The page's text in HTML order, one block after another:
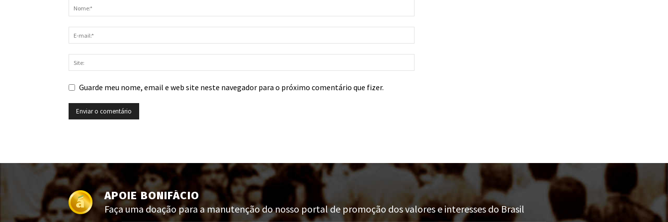
Guarde meu nome, email e web site neste navegador para o próximo comentário que fizer.
APOIE BONIFÁCIO
Faça uma doação para a manutenção do nosso portal de promoção dos valores e interesses do Brasil